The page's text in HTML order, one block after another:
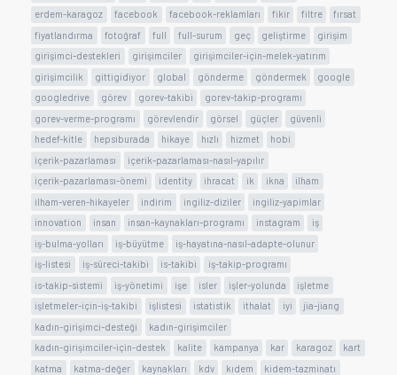
erdem-karagoz
facebook facebook-reklamları fikir filtre
fırsat
fiyatlandırma
fotoğraf full full-surum geç geliştirme
girişim
girişimci-destekleri
girişimciler
girişimciler-için-melek-yatırım
girişimcilik
gittigidiyor global gönderme göndermek
google
googledrive
görev gorev-takibi
gorev-takip-programı
gorev-verme-programı
görevlendir görsel güçler
güvenli
hedef-kitle
hepsiburada hikaye hızlı hizmet
hobi
içerik-pazarlaması
içerik-pazarlaması-nasıl-yapılır
içerik-pazarlaması-önemi
identity ihracat ik ikna
ilham
ilham-veren-hikayeler
indirim ingiliz-diziler
ingiliz-yapimlar
innovation
insan insan-kaynakları-programı instagram
iş
iş-bulma-yolları
iş-büyütme
iş-hayatına-nasıl-adapte-olunur
iş-listesi
iş-süreci-takibi is-takibi
iş-takip-programı
is-takip-sistemi
iş-yönetimi işe isler işler-yolunda
işletme
işletmeler-için-iş-takibi
işlistesi istatistik ithalat iyi
jia-jiang
kadın-girişimci-desteği
kadın-girişimciler
kadın-girişimciler-için-destek
kalite kampanya kar karagoz
kart
katma
katma-değer kaynakları kdv kıdem
kidem-tazminatı